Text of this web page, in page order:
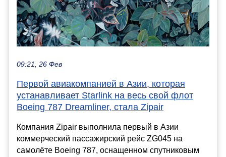
09:21, 26 Фев
Первой авиакомпанией в Азии, которая
устанавливает Starlink на весь свой флот
Boeing 787 Dreamliner, стала Zipair
Компания Zipair выполнила первый в Азии
коммерческий пассажирский рейс ZG045 на
самолёте Boeing 787, оснащенном спутниковым